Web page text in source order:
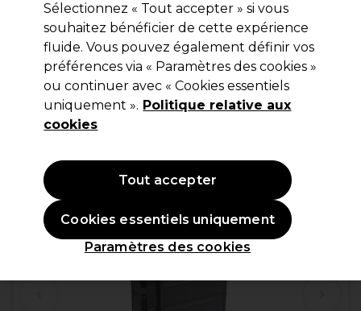
S-PRO Memphis Mallette Trolley Noir
)
133,87 €267,75 €
Sélectionnez « Tout accepter » si vous
souhaitez bénéficier de cette expérience
fluide. Vous pouvez également définir vos
préférences via « Paramètres des cookies »
ou continuer avec « Cookies essentiels
uniquement ». Politique relative aux
cookies
Paramètres des cookies
Cookies essentiels uniquement
Tout accepter